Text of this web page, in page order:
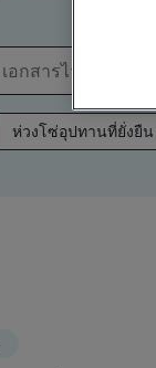
ห่วงโซ่อุปทานที่ยั่งยืน